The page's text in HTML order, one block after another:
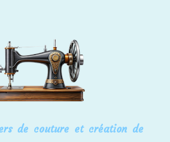
de couture et création de